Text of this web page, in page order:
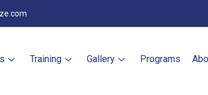
Training Gallery Programs